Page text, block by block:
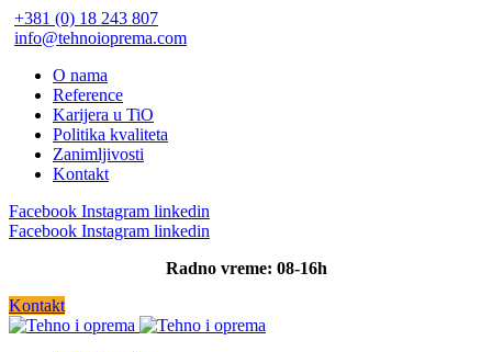
+381 (0) 18 243 807
info@tehnoioprema.com
O nama
Reference
Karijera u TiO
Politika kvaliteta
Zanimljivosti
Kontakt
Facebook Instagram linkedin
Facebook Instagram linkedin
Radno vreme: 08-16h
Kontakt